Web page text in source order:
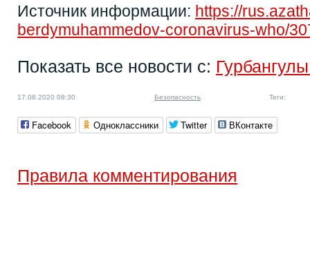
Источник информации: https://
berdymuhammedov-coronavirus-who/
Показать все новости с:
17.08.2020 08:30 Безопасность Теги:
Facebook Одноклассники Twitter ВКонтакте
Правила комментирования